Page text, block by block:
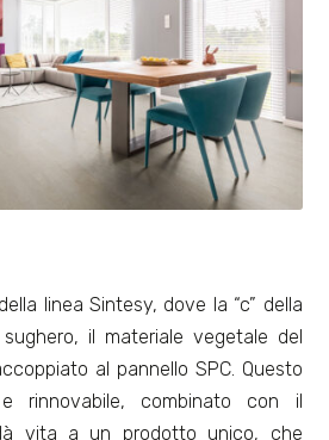
linea Sintesy, dove la “c” della
il materiale vegetale del
al pannello SPC. Questo
rinnovabile, combinato con il
vita a un prodotto unico, che